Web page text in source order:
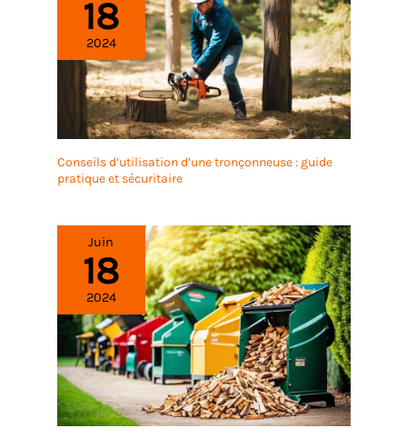
18
2024
Conseils d’utilisation d’une tronçonneuse : guide
pratique et sécuritaire
Juin
18
2024